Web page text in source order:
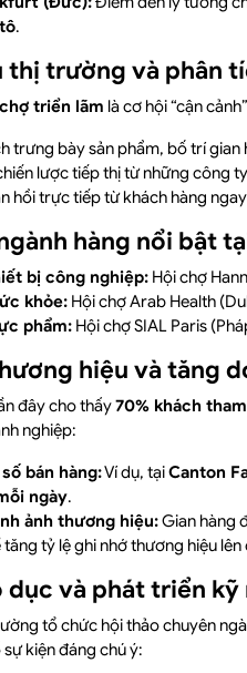
.
thị trường và phân
triển lãm là cơ hội “cận
trưng bày sản phẩm, bố trí gian
lược tiếp thị từ những công
hồi trực tiếp từ khách hàng
hàng nổi bật
bị công nghiệp: Hội chợ
khỏe: Hội chợ Arab Health
phẩm: Hội chợ SIAL Paris
hiệu và tăng
đây cho thấy70% khách
nghiệp:
bán hàng:Ví dụ, tạiCanton
ngày.
ảnh thương hiệu:Gian hàng
tỷ lệ ghi nhớ thương hiệu lên
dục và phát triển kỹ
tổ chức hội thảo chuyên
kiện đáng chú ý: